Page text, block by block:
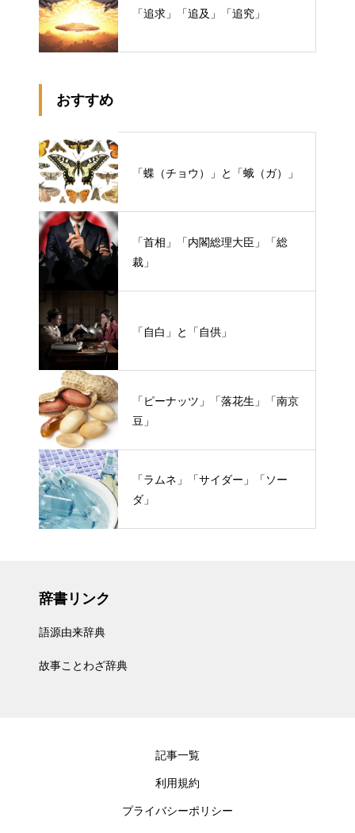
「追求」「追及」「追究」
おすすめ
「蝶（チョウ）」と「蛾（ガ）」
「首相」「内閣総理大臣」「総
裁」
「自白」と「自供」
「ピーナッツ」「落花生」「南京
豆」
「ラムネ」「サイダー」「ソー
ダ」
辞書リンク
語源由来辞典
故事ことわざ辞典
記事一覧
利用規約
プライバシーポリシー